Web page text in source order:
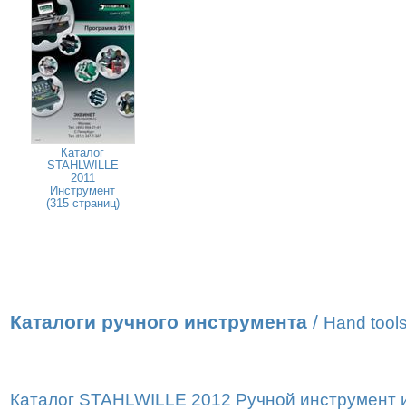
Каталог
STAHLWILLE
2011
Инструмент
(315 страниц)
Каталоги ручного инструмента / Hand
Каталог STAHLWILLE 2012 Ручной инструмент